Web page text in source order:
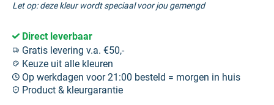
Let op: deze kleur wordt speciaal voor jou gemengd
Direct leverbaar
Gratis levering v.a. €50,-
Keuze uit alle kleuren
Op werkdagen voor 21:00 besteld = morgen in huis
Product & kleurgarantie